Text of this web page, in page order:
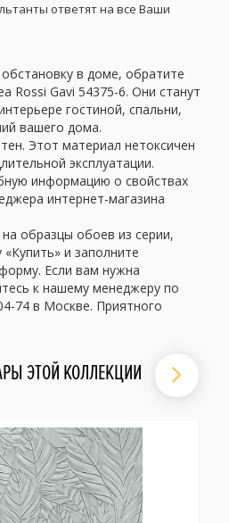
ответят на все Ваши
в доме, обратите
Rossi Gavi 54375-6. Они станут
гостиной, спальни,
вашего дома.
Этот материал нетоксичен
эксплуатации.
информацию о свойствах
интернет-магазина
образцы обоев из серии,
и заполните
Если вам нужна
к нашему менеджеру по
74 в Москве. Приятного
ЭТОЙ КОЛЛЕКЦИИ